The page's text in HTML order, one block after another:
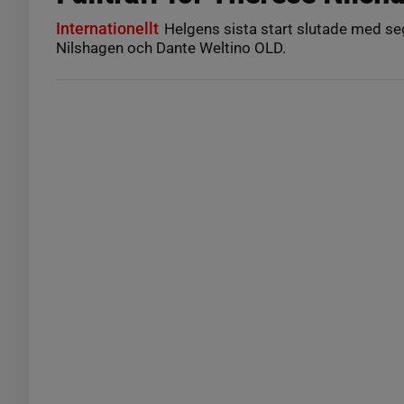
Internationellt Helgens sista start slutade med
Nilshagen och Dante Weltino OLD.